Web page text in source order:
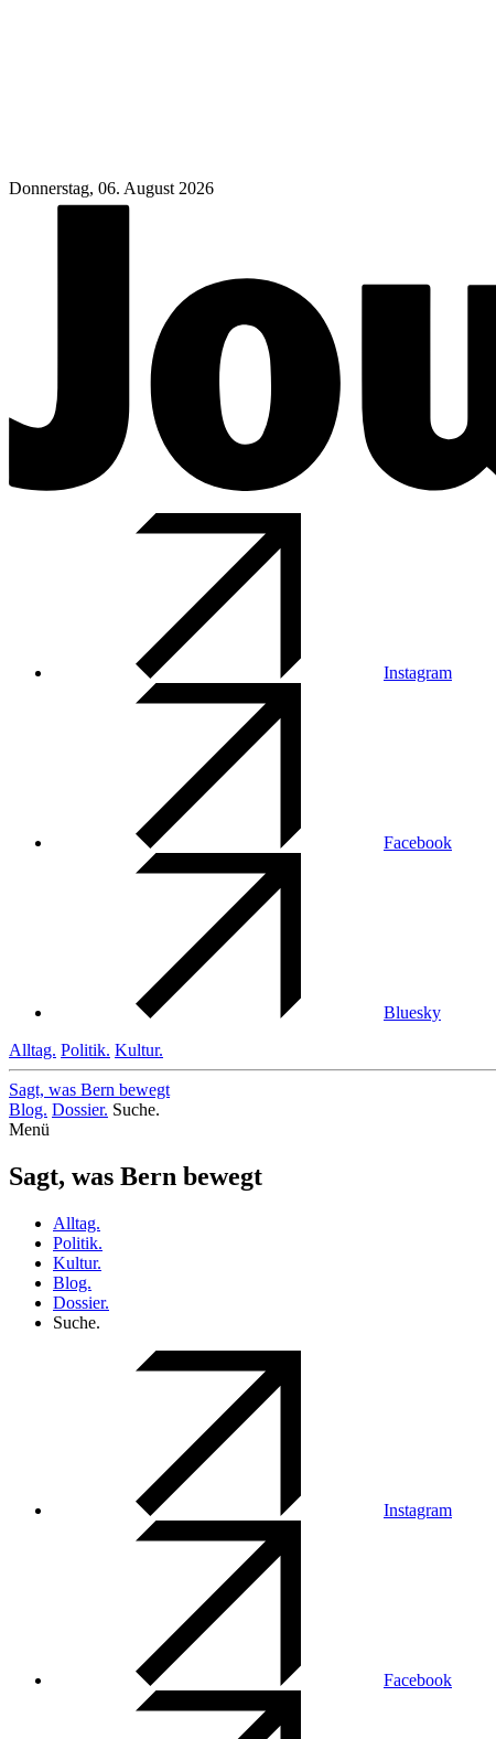
Donnerstag, 06. August 2026
Instagram
Facebook
Bluesky
Alltag. Politik. Kultur.
Sagt, was Bern bewegt
Blog. Dossier. Suche.
Menü
Sagt, was Bern bewegt
Alltag.
Politik.
Kultur.
Blog.
Dossier.
Suche.
Instagram
Facebook